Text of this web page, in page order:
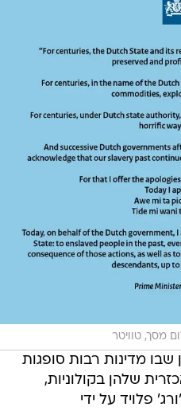
מדינות רבות סופגות
שלהן בקולוניות,
פלויד על ידי
המשטרה במיניאפוליס ב-2020 ותנועת "חיי שחורים